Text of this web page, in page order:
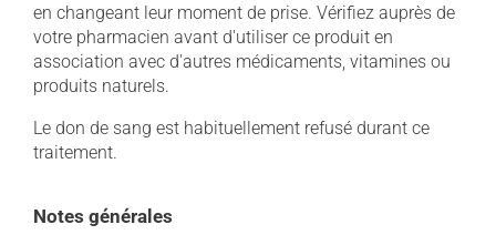
en changeant leur moment de prise. Vérifiez auprès de
votre pharmacien avant d'utiliser ce produit en
association avec d'autres médicaments, vitamines ou
produits naturels.
Le don de sang est habituellement refusé durant ce
traitement.
Notes générales